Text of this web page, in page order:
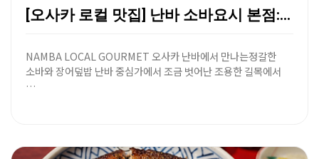
[오사카 로컬 맛집] 난바 소바요시 본점: 물레방아가 …
NAMBA LOCAL GOURMET 오사카 난바에서 만나는정갈한
소바와 장어덮밥 난바 중심가에서 조금 벗어난 조용한 길목에서
…